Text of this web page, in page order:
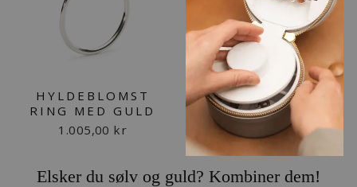
HYLDEBLOMST
RING MED GULD
1.005,00 kr
Elsker du sølv og guld? Kombiner dem!